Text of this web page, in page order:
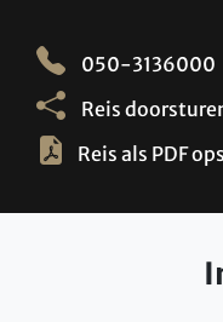
050-3136000
Reis
Reis als PDF